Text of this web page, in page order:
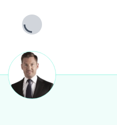
Lade...